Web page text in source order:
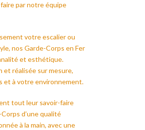
par notre équipe
votre escalier ou
nos Garde-Corps en Fer
et esthétique.
et réalisée sur mesure,
et à votre environnement.
tout leur savoir-faire
d’une qualité
à la main, avec une